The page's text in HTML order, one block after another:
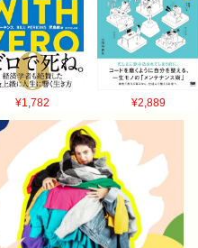
68:風吹けば名無し
句言え 80:風吹けば名無し
風吹けば名無し
雇った奴に文句言え 95:風吹
一つ変わらんくね？ 122:風
てもおかしくないから覚悟し
ID:bGDxOhJP0 >>122 俺
甘かったですって自己申告し
んやで 150:風吹けば名無し
とをするやつなんてうちの会
>>150 非常識なことされて迷惑
¥1,782 ¥2,889